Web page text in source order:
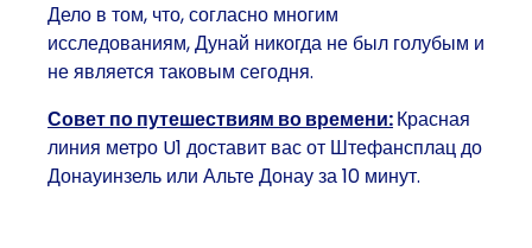
Дело в том, что, согласно многим
исследованиям, Дунай никогда не был голубым и
не является таковым сегодня.
Совет по путешествиям во времени:Красная
линия метро U1 доставит вас от Штефансплац до
Донауинзель или Альте Донау за 10 минут.